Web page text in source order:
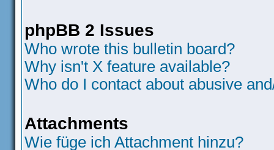
phpBB 2 Issues
Who wrote this bulletin board?
Why isn't X feature available?
Who do I contact about abusive
Attachments
Wie füge ich Attachment hinzu?